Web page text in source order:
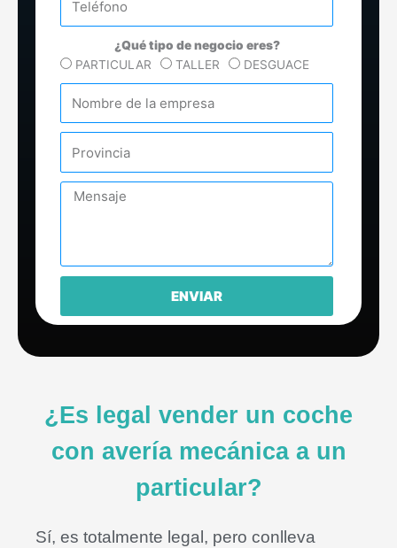
¿Qué tipo de negocio eres?
TipoPARTICULAR TALLER
DESGUACE
Mensaje
ENVIAR
¿Es legal vender un coche
con avería mecánica a un
particular?
Sí, es totalmente legal, pero conlleva